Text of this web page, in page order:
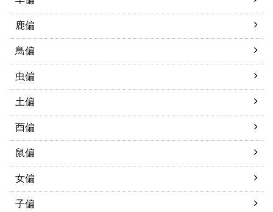
鹿偏
鳥偏
虫偏
土偏
酉偏
鼠偏
女偏
子偏